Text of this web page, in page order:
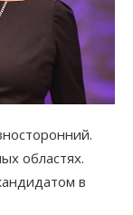
областях.
в